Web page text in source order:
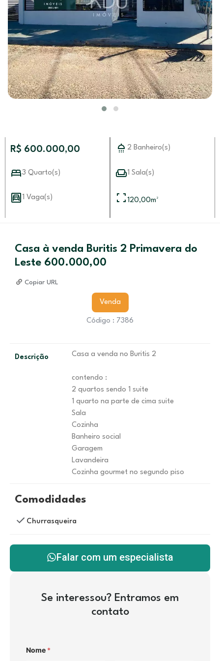
R$ 600.000,00 2 Banheiro(s)
3 Quarto(s) 1 Sala(s)
1 Vaga(s) 120,00m²
Casa à venda Buritis 2 Primavera do
Leste 600.000,00
Copiar URL
Venda
Código : 7386
Descrição Casa a venda no Buritis 2
contendo :
2 quartos sendo 1 suite
1 quarto na parte de cima suite
Sala
Cozinha
Banheiro social
Garagem
Lavandeira
Cozinha gourmet no segundo piso
Comodidades
Churrasqueira
Falar com um especialista
Se interessou? Entramos em
contato
Nome *